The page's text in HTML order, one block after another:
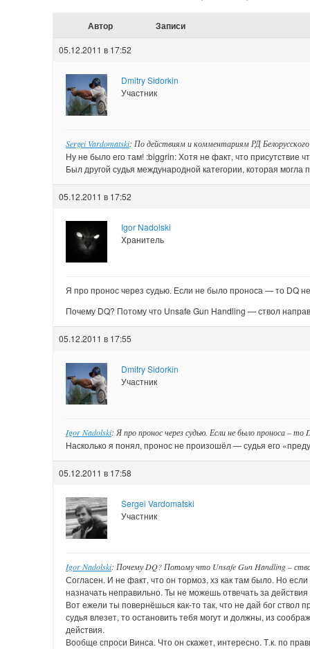
Автор Записи
05.12.2011 в 17:52
Dmitry Sidorkin
Участник
Sergei Vardomatski: По действиям и комментариям РД Белорусского
Ну не было его там! :biggrin: Хотя не факт, что присутствие
Был другой судья международной категории, которая могла
05.12.2011 в 17:52
Igor Nadolski
Хранитель
Я про пронос через судью. Если не было проноса — то DQ
Почему DQ? Потому что Unsafe Gun Handling — ствол
05.12.2011 в 17:55
Dmitry Sidorkin
Участник
Igor Nadolski: Я про пронос через судью. Если не было проноса – то
Насколько я понял, пронос не произошёл — судья его
05.12.2011 в 17:58
Sergei Vardomatski
Участник
Igor Nadolski: Почему DQ? Потому что Unsafe Gun Handling –
Согласен. И не факт, что он тормоз, хз как там было. Но
назначать неправильно. Ты не можешь отвечать за
Вот ежели ты повернёшься как-то так, что не дай бог ствол
судья влезет, то остановить тебя могут и должны, из
действия.
Вообще спроси Винса. Что он скажет, интересно. Т.к. по